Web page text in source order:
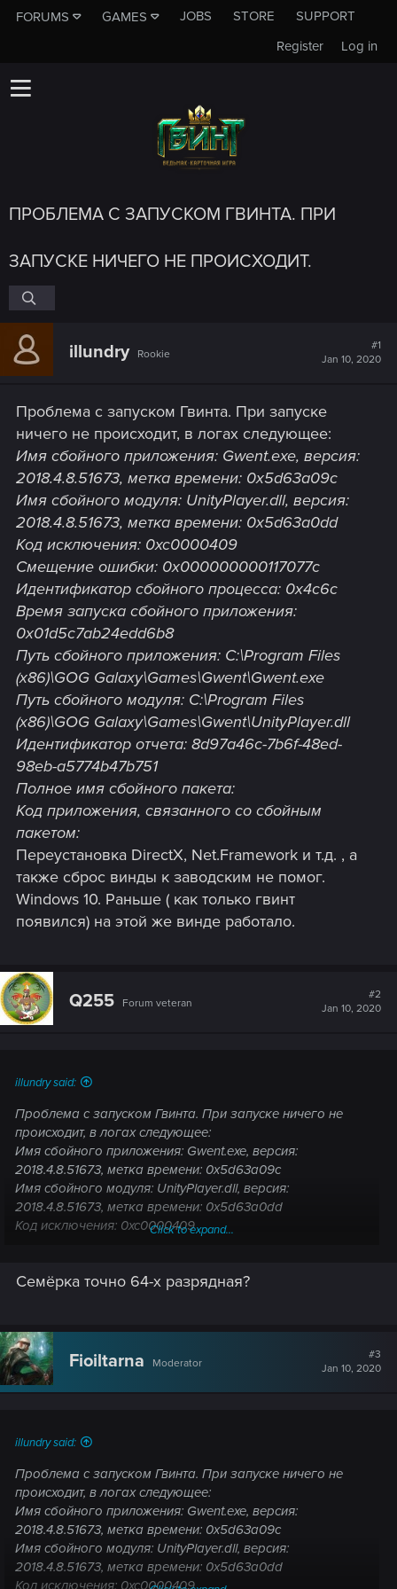
FORUMS GAMES JOBS STORE
SUPPORT
Log in
Register
ПРОБЛЕМА С ЗАПУСКОМ ГВИНТА. ПРИ
ЗАПУСКЕ НИЧЕГО НЕ ПРОИСХОДИТ.
illundry Rookie
#1
Jan 10, 2020
Проблема с запуском Гвинта. При запуске
ничего не происходит, в логах следующее:
Имя сбойного приложения: Gwent.exe, версия:
2018.4.8.51673, метка времени: 0x5d63a09c
Имя сбойного модуля: UnityPlayer.dll, версия:
2018.4.8.51673, метка времени: 0x5d63a0dd
Код исключения: 0xc0000409
Смещение ошибки: 0x000000000117077c
Идентификатор сбойного процесса: 0x4c6c
Время запуска сбойного приложения:
0x01d5c7ab24edd6b8
Путь сбойного приложения: C:\Program Files
(x86)\GOG Galaxy\Games\Gwent\Gwent.exe
Путь сбойного модуля: C:\Program Files
(x86)\GOG Galaxy\Games\Gwent\UnityPlayer.dll
Идентификатор отчета: 8d97a46c-7b6f-48ed-
98eb-a5774b47b751
Полное имя сбойного пакета:
Код приложения, связанного со сбойным
пакетом:
Переустановка DirectX, Net.Framework и т.д. , а
также сброс винды к заводским не помог.
Windows 10. Раньше ( как только гвинт
появился) на этой же винде работало.
Q255 Forum veteran
#2
Jan 10, 2020
illundry said:
Проблема с запуском Гвинта. При запуске ничего не
происходит, в логах следующее:
Имя сбойного приложения: Gwent.exe, версия:
2018.4.8.51673, метка времени: 0x5d63a09c
Имя сбойного модуля: UnityPlayer.dll, версия:
2018.4.8.51673, метка времени: 0x5d63a0dd
Код исключения: 0xc0000409
Время запуска сбойного приложения:
Galaxy\Games\Gwent\Gwent.exe
Путь сбойного модуля: C:\Program Files (x86)\GOG
Galaxy\Games\Gwent\UnityPlayer.dll
Идентификатор отчета: 8d97a46c-7b6f-48ed-98eb-
Код приложения, связанного со сбойным пакетом:
Переустановка DirectX, Net.Framework и т.д. , а также
сброс винды к заводским не помог. Windows 10. Раньше (
как только гвинт появился) на этой же винде работало.
Click to expand...
Семёрка точно 64-х разрядная?
Fioiltarna Moderator
#3
Jan 10, 2020
illundry said:
Проблема с запуском Гвинта. При запуске ничего не
происходит, в логах следующее:
Имя сбойного приложения: Gwent.exe, версия:
2018.4.8.51673, метка времени: 0x5d63a09c
Имя сбойного модуля: UnityPlayer.dll, версия:
2018.4.8.51673, метка времени: 0x5d63a0dd
Код исключения: 0xc0000409